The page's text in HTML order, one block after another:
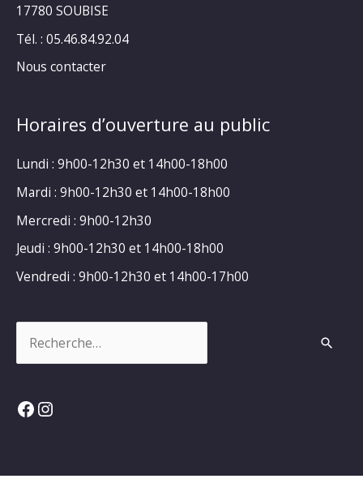
17780 SOUBISE
Tél. : 05.46.84.92.04
Nous contacter
Horaires d’ouverture au public
Lundi : 9h00-12h30 et 14h00-18h00
Mardi : 9h00-12h30 et 14h00-18h00
Mercredi : 9h00-12h30
Jeudi : 9h00-12h30 et 14h00-18h00
Vendredi : 9h00-12h30 et 14h00-17h00
Facebook
Instagram